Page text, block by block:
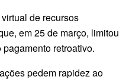
de recursos
em 25 de março, limitou
retroativo.
pedem rapidez ao